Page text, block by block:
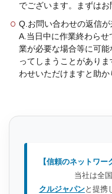
でございます。まずはお
Q.お問い合わせの返信が
A.当日中に作業終わら
業が必要な場合等に可
ってしまうことがあり
わせいただけますと助
【信頼のネットワー
当社は全国規模
クルジャパンと提携